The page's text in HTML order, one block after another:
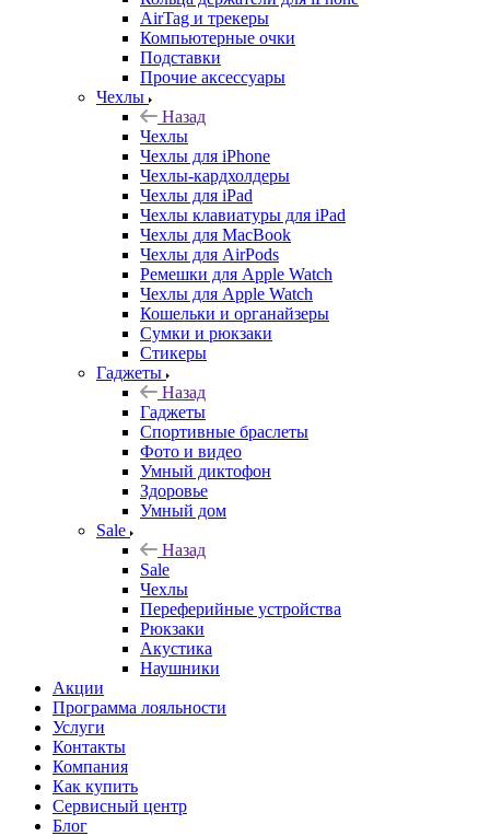
AirTag и трекеры
Компьютерные очки
Подставки
Прочие аксессуары
Чехлы
Назад
Чехлы
Чехлы для iPhone
Чехлы-кардхолдеры
Чехлы для iPad
Чехлы клавиатуры для iPad
Чехлы для MacBook
Чехлы для AirPods
Ремешки для Apple Watch
Чехлы для Apple Watch
Кошельки и органайзеры
Сумки и рюкзаки
Стикеры
Гаджеты
Назад
Гаджеты
Спортивные браслеты
Фото и видео
Умный диктофон
Здоровье
Умный дом
Sale
Назад
Sale
Чехлы
Переферийные устройства
Рюкзаки
Акустика
Наушники
Акции
Программа лояльности
Услуги
Контакты
Компания
Как купить
Сервисный центр
Блог